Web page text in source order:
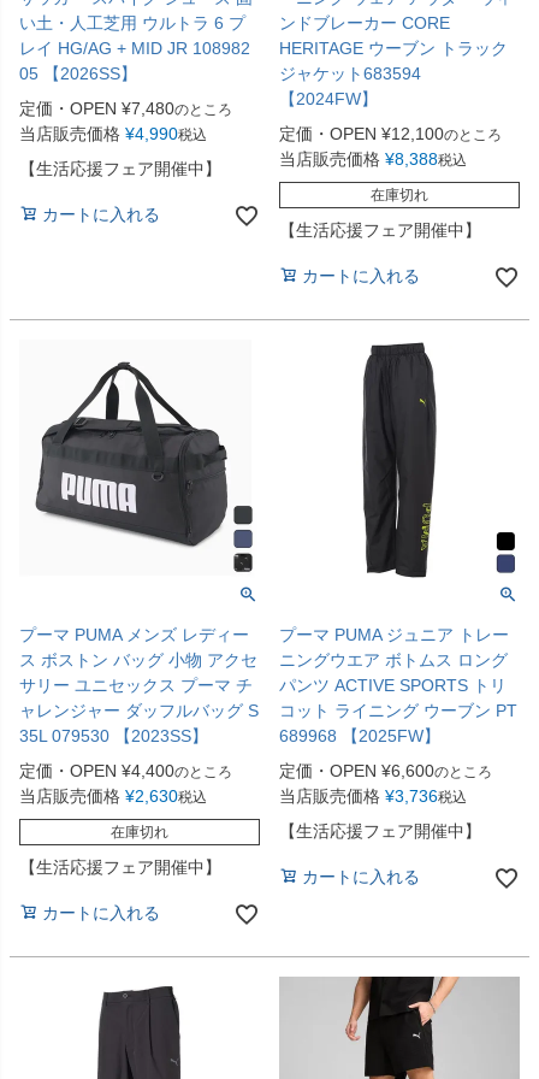
い土・人工芝用 ウルトラ 6 プ
レイ HG/AG + MID JR 108982
05 【2026SS】
定価・OPEN ¥7,480のところ
当店販売価格 ¥4,990税込
【生活応援フェア開催中】
カートに入れる
ンドブレーカー CORE
HERITAGE ウーブン トラック
ジャケット683594
【2024FW】
定価・OPEN ¥12,100のところ
当店販売価格 ¥8,388税込
在庫切れ
【生活応援フェア開催中】
カートに入れる
プーマ PUMA メンズ レディー
ス ボストン バッグ 小物 アクセ
サリー ユニセックス プーマ チ
ャレンジャー ダッフルバッグ S
35L 079530 【2023SS】
定価・OPEN ¥4,400のところ
当店販売価格 ¥2,630税込
在庫切れ
【生活応援フェア開催中】
カートに入れる
プーマ PUMA ジュニア トレー
ニングウエア ボトムス ロング
パンツ ACTIVE SPORTS トリ
コット ライニング ウーブン PT
689968 【2025FW】
定価・OPEN ¥6,600のところ
当店販売価格 ¥3,736税込
【生活応援フェア開催中】
カートに入れる